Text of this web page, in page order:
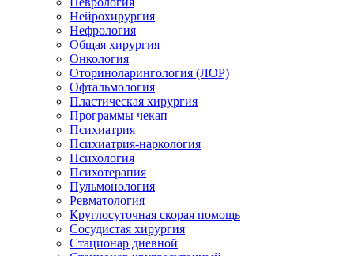
Нейрохирургия
Нефрология
Общая хирургия
Онкология
Оториноларингология (ЛОР)
Офтальмология
Пластическая хирургия
Программы чекап
Психиатрия
Психиатрия-наркология
Психология
Психотерапия
Пульмонология
Ревматология
Круглосуточная скорая помощь
Сосудистая хирургия
Стационар дневной